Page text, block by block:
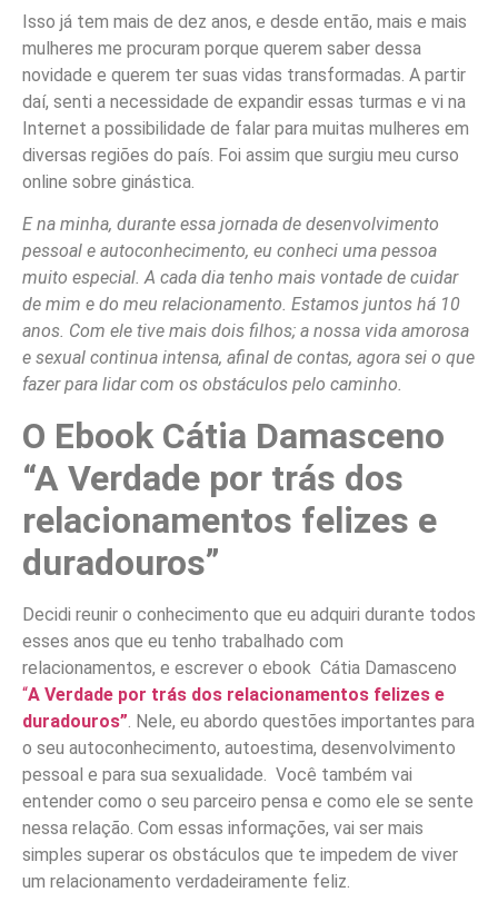
Isso já tem mais de dez anos, e desde então, mais e mais
mulheres me procuram porque querem saber dessa
novidade e querem ter suas vidas transformadas. A partir
daí, senti a necessidade de expandir essas turmas e vi na
Internet a possibilidade de falar para muitas mulheres em
diversas regiões do país. Foi assim que surgiu meu curso
online sobre ginástica.
E na minha, durante essa jornada de desenvolvimento
pessoal e autoconhecimento, eu conheci uma pessoa
muito especial. A cada dia tenho mais vontade de cuidar
de mim e do meu relacionamento. Estamos juntos há 10
anos. Com ele tive mais dois filhos; a nossa vida amorosa
e sexual continua intensa, afinal de contas, agora sei o que
fazer para lidar com os obstáculos pelo caminho.
O Ebook Cátia Damasceno
“A Verdade por trás dos
relacionamentos felizes e
duradouros”
Decidi reunir o conhecimento que eu adquiri durante todos
esses anos que eu tenho trabalhado com
relacionamentos, e escrever o ebook Cátia Damasceno
“A Verdade por trás dos relacionamentos felizes e
duradouros” . Nele, eu abordo questões importantes para
o seu autoconhecimento, autoestima, desenvolvimento
pessoal e para sua sexualidade. Você também vai
entender como o seu parceiro pensa e como ele se sente
nessa relação. Com essas informações, vai ser mais
simples superar os obstáculos que te impedem de viver
um relacionamento verdadeiramente feliz.